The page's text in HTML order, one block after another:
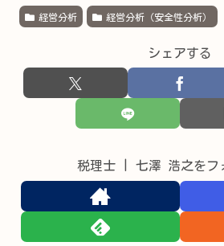
経営分析 経営分析（安全性分析）
シェアする
税理士 | 七澤 浩之をフ